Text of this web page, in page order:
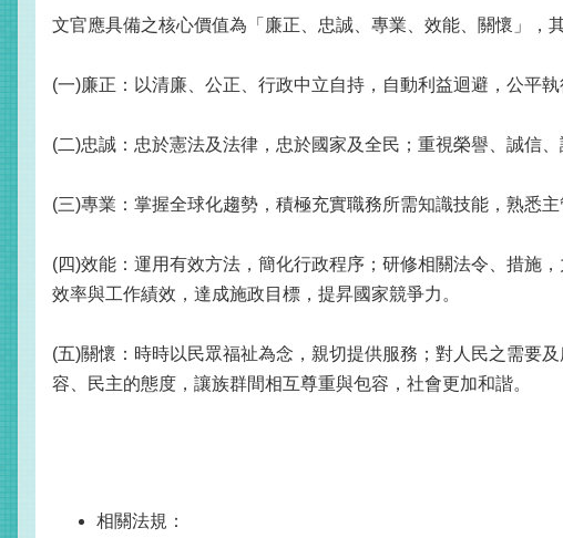
文官應具備之核心價值為「廉正、忠誠、專業、效能、關懷」，
(一)廉正：以清廉、公正、行政中立自持，自動利益迴避，公平
(二)忠誠：忠於憲法及法律，忠於國家及全民；重視榮譽、誠信、
(三)專業：掌握全球化趨勢，積極充實職務所需知識技能，熟悉
(四)效能：運用有效方法，簡化行政程序；研修相關法令、措施
效率與工作績效，達成施政目標，提昇國家競爭力。
(五)關懷：時時以民眾福祉為念，親切提供服務；對人民之需要
容、民主的態度，讓族群間相互尊重與包容，社會更加和諧。
相關法規：